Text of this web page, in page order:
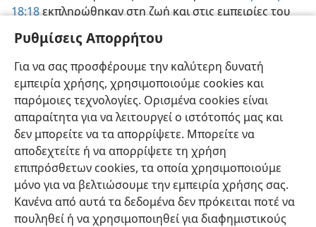
Ρυθμίσεις Απορρήτου
Για να σας προσφέρουμε την καλύτερη δυνατή
εμπειρία χρήσης, χρησιμοποιούμε cookies και
παρόμοιες τεχνολογίες. Ορισμένα cookies είναι
απαραίτητα για να λειτουργεί ο ιστότοπός μας και
δεν μπορείτε να τα απορρίψετε. Μπορείτε να
αποδεχτείτε ή να απορρίψετε τη χρήση
επιπρόσθετων cookies, τα οποία χρησιμοποιούμε
μόνο για να βελτιώσουμε την εμπειρία χρήσης σας.
Κανένα από αυτά τα δεδομένα δεν πρόκειται ποτέ να
πουληθεί ή να χρησιμοποιηθεί για διαφημιστικούς
18:18εκπληρώθηκαν στη ζωή και στις εμπειρίες του
λόγους να έχουμε εμπιστοσύνη και στα άλλα
προφητικά χαρακτηριστικά του Λόγου του Θεού.
Συνεπώς, ας δίνουμε πάντα προσοχή στη Βιβλική
προφητεία.